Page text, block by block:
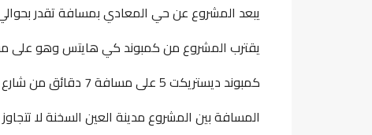
يبعد المشروع عن حي المعادي بمسافة تقدر بحوالي 13
يقترب المشروع من كمبوند كي هايتس وهو على مسافة 6
كمبوند ديستريكت 5 على مسافة 7 دقائق من شارع التسعين
المسافة بين المشروع مدينة العين السخنة لا تتجاوز الـ 45